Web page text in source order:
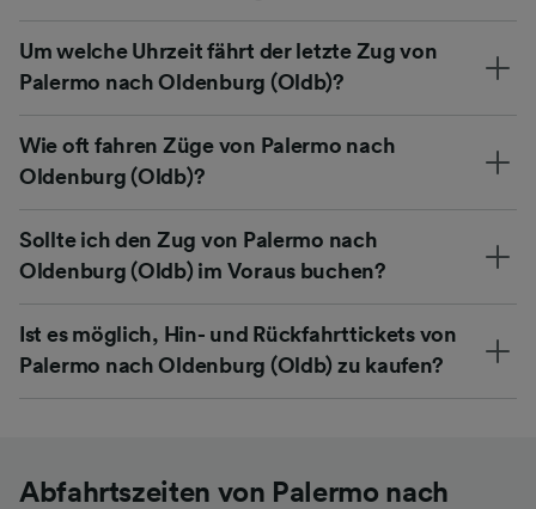
Um welche Uhrzeit fährt der letzte Zug von
Palermo nach Oldenburg (Oldb)?
Wie oft fahren Züge von Palermo nach
Oldenburg (Oldb)?
Sollte ich den Zug von Palermo nach
Oldenburg (Oldb) im Voraus buchen?
Ist es möglich, Hin- und Rückfahrttickets von
Palermo nach Oldenburg (Oldb) zu kaufen?
Abfahrtszeiten von Palermo nach